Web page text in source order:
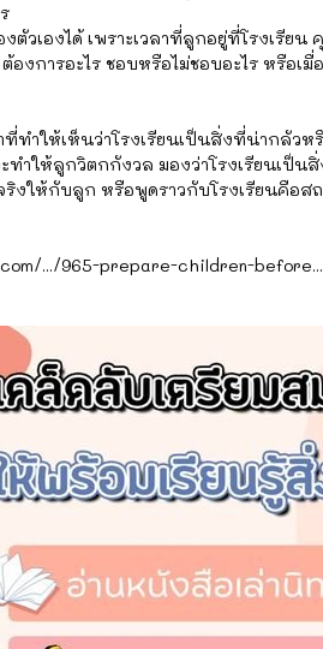
ตัวเองได้ เพราะเวลาที่ลูกอยู่ที่โรงเรี
งการอะไร ชอบหรือไม่ชอบอะไร หรือเ
ที่ทำให้เห็นว่าโรงเรียนเป็นสิ่งที่น่ากลัว
ทำให้ลูกวิตกกังวล มองว่าโรงเรียนเป็น
ริงให้กับลูก หรือพูดราวกับโรงเรียนคือ
.../965-prepare-children-before...